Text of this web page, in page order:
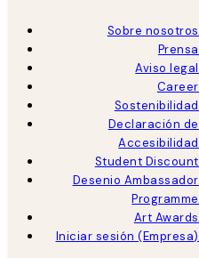
Sobre nosotros
Prensa
Aviso legal
Career
Sostenibilidad
Declaración de
Accesibilidad
Student Discount
Desenio Ambassador
Programme
Art Awards
Iniciar sesión (Empresa)